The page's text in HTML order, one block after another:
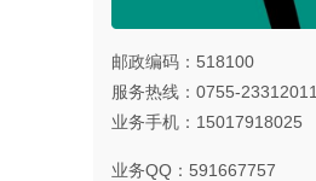
邮政编码：518100
服务热线：0755-23312011
业务手机：15017918025
业务QQ：591667757